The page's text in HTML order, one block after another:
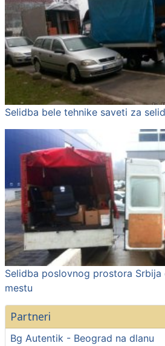
Selidba bele tehnike saveti za
Selidba poslovnog prostora
mestu
Partneri
Bg Autentik - Beograd na dlanu